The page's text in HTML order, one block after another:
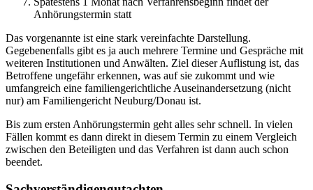
Anhörungstermin statt
Das vorgenannte ist eine stark vereinfachte Darstellung.
Gegebenenfalls gibt es ja auch mehrere Termine und Gespräche mit
weiteren Institutionen und Anwälten. Ziel dieser Auflistung ist, das
Betroffene ungefähr erkennen, was auf sie zukommt und wie
umfangreich eine familiengerichtliche Auseinandersetzung (nicht
nur) am Familiengericht Neuburg/Donau ist.
Bis zum ersten Anhörungstermin geht alles sehr schnell. In vielen
Fällen kommt es dann direkt in diesem Termin zu einem Vergleich
zwischen den Beteiligten und das Verfahren ist dann auch schon
beendet.